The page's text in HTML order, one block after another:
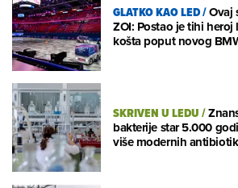
GLATKO KAO LED/Ovaj
ZOI: Postao je tihi
košta poput novog
SKRIVEN U LEDU/
bakterije star 5.000
više modernih